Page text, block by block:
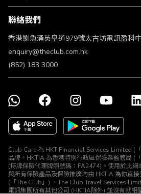
條款及細則
不歧視及不騷擾聲明
認可牌照及通告
聯絡我們
香港鰂魚涌英皇道979號太古坊電訊盈科
enquiry@theclub.com.hk
(852) 183 3000
Club Care 為 HKT Financial Services Limited (
品牌。HKTIA 為香港特別行政區保險業監管局 (
(持牌保險代理牌照號碼：FA2474)。使用於此網
與所有保險產品及保險推廣均由 HKTIA 為你直
(「The Club」) 、The Club Travel Services
電訊集團所有其他公司 (HKTIA除外) 並沒有就相